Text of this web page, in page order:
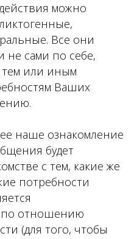
можно
Все они
не сами по себе,
или иным
Ваших
наше ознакомление
будет
с тем, какие же
потребности
по отношению
(для того, чтобы